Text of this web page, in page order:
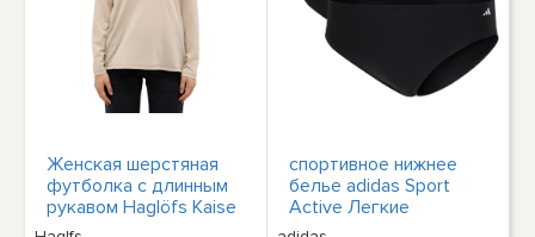
Женская шерстяная
футболка с длинным
рукавом Haglöfs Kaise
- мелово-бежевый
спортивное нижнее
белье adidas Sport
Active Легкие
трусики-бикини в